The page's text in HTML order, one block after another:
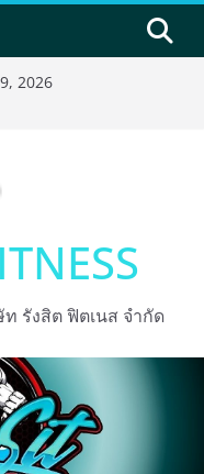
2026
รังสิต ฟิตเนส จำกัด